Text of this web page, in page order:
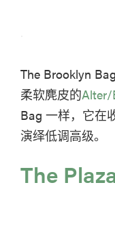
The Brooklyn
柔软麂皮的Alter/
Bag 一样，它在
演绎低调高级。
The